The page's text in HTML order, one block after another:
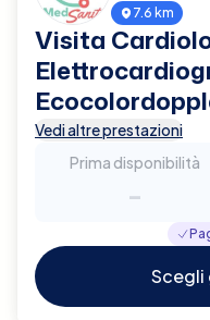
7.6 km
Visita
Vedi altre prestazioni
Prima disponibilità
-
Scegli